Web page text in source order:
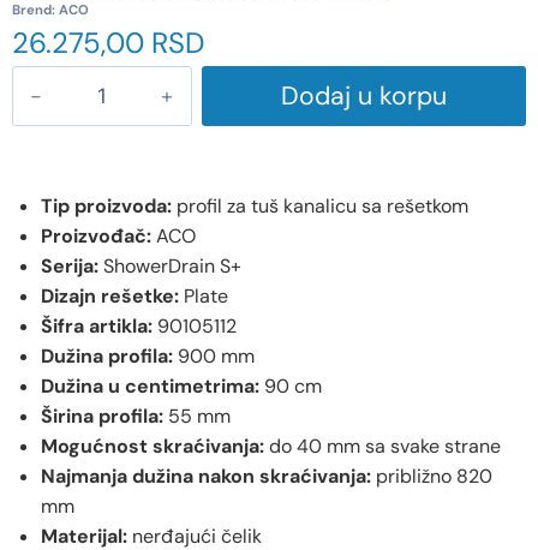
Brend: ACO
26.275,00 RSD
Dodaj u korpu
Tip proizvoda: profil za tuš kanalicu sa rešetkom
Proizvođač:ACO
Serija:ShowerDrain S+
Dizajn rešetke: Plate
Šifra artikla: 90105112
Dužina profila: 900 mm
Dužina u centimetrima: 90 cm
Širina profila: 55 mm
Mogućnost skraćivanja:do 40 mm sa svake strane
Najmanja dužina nakon skraćivanja: približno 820
mm
Materijal: nerđajući čelik